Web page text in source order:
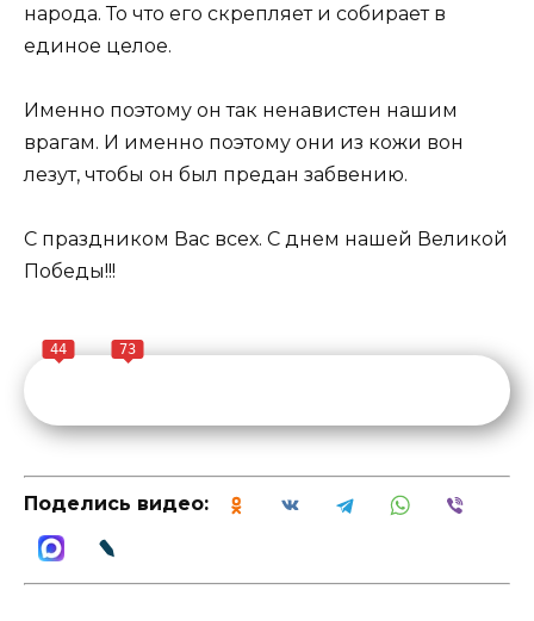
народа. То что его скрепляет и собирает в
единое целое.
Именно поэтому он так ненавистен нашим
врагам. И именно поэтому они из кожи вон
лезут, чтобы он был предан забвению.
С праздником Вас всех. С днем нашей Великой
Победы!!!
44 73
Поделись видео: